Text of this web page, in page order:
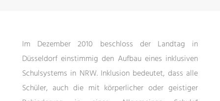
Im Dezember 2010 beschloss der Landtag in
Düsseldorf einstimmig den Aufbau eines inklusiven
Schulsystems in NRW. Inklusion bedeutet, dass alle
Schüler, auch die mit körperlicher oder geistiger